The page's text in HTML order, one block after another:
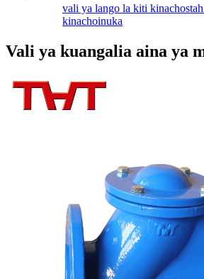
vali ya lango la kiti
kinachoinuka
Vali ya kuangalia aina ya